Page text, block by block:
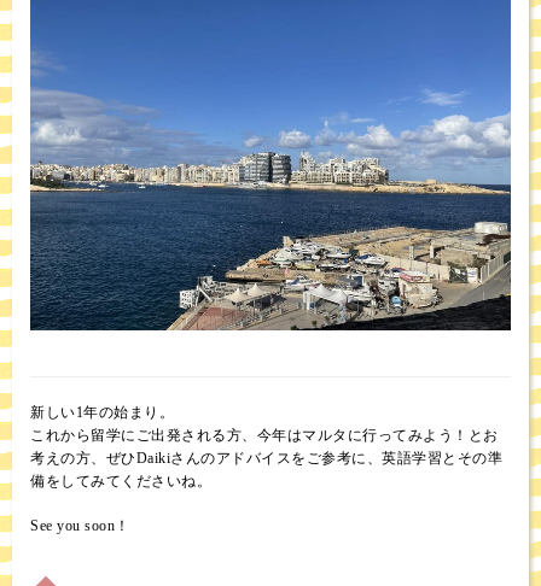
新しい1年の始まり。
これから留学にご出発される方、今年はマルタに行ってみよう！とお
考えの方、ぜひDaikiさんのアドバイスをご参考に、英語学習とその準
備をしてみてくださいね。
See you soon！